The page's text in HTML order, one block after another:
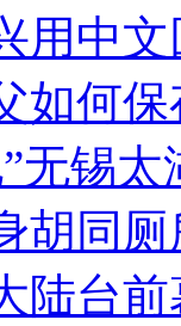
用中
如何
无锡
胡同
陆台